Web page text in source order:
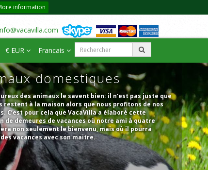
information
€ EUR Francais
domestiques
des animaux le savent bien: il n’est pas juste que
restent à la maison alors que nous profitons de nos
C’est pour cela que VacaVilla a élaboré cette
de demeures de vacances où notre ami à quatre
non seulement le bienvenu, mais où il pourra
vacances avec son maitre.